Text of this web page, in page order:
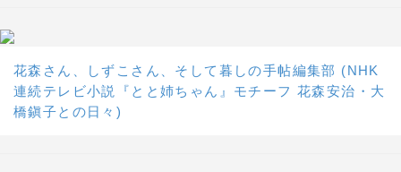
花森さん、しずこさん、そして暮しの手帖編集部 (NHK
連続テレビ小説『とと姉ちゃん』モチーフ 花森安治・大
橋鎭子との日々)